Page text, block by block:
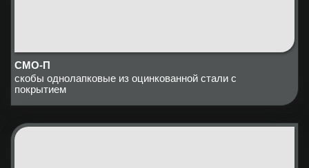
СМО-П
скобы однолапковые из оцинкованной стали с
покрытием